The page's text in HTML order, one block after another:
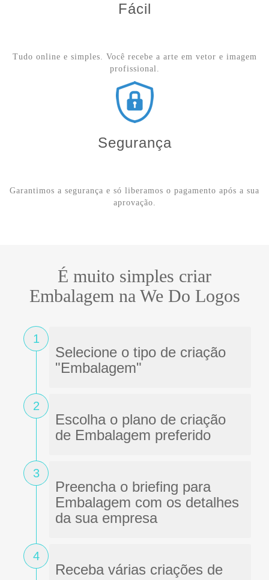
Fácil
Tudo online e simples. Você recebe a arte em vetor e imagem
profissional.
Segurança
Garantimos a segurança e só liberamos o pagamento após a sua
aprovação.
É muito simples criar
Embalagem na We Do Logos
1
Selecione o tipo de criação
"Embalagem"
2
Escolha o plano de criação
de Embalagem preferido
3
Preencha o briefing para
Embalagem com os detalhes
da sua empresa
4
Receba várias criações de